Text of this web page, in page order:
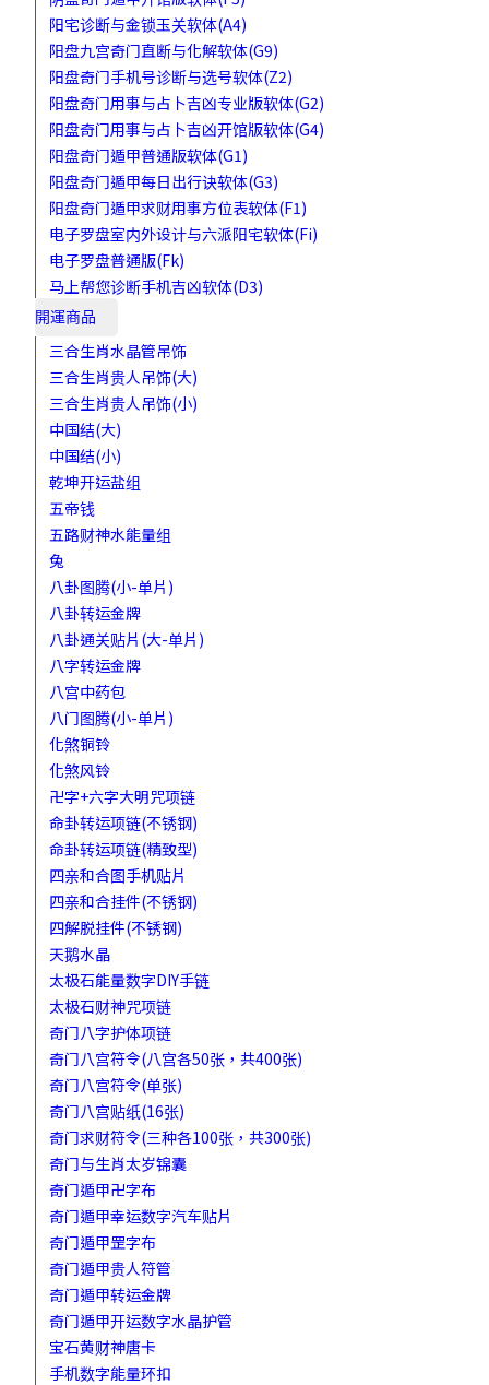
阳宅诊断与金锁玉关软体(A4)
阳盘九宫奇门直断与化解软体(G9)
阳盘奇门手机号诊断与选号软体(Z2)
阳盘奇门用事与占卜吉凶专业版软体(G2)
阳盘奇门用事与占卜吉凶开馆版软体(G4)
阳盘奇门遁甲普通版软体(G1)
阳盘奇门遁甲每日出行诀软体(G3)
阳盘奇门遁甲求财用事方位表软体(F1)
电子罗盘室内外设计与六派阳宅软体(Fi)
电子罗盘普通版(Fk)
马上帮您诊断手机吉凶软体(D3)
開運商品
三合生肖水晶管吊饰
三合生肖贵人吊饰(大)
三合生肖贵人吊饰(小)
中国结(大)
中国结(小)
乾坤开运盐组
五帝钱
五路财神水能量组
兔
八卦图腾(小-单片)
八卦转运金牌
八卦通关贴片(大-单片)
八字转运金牌
八宫中药包
八门图腾(小-单片)
化煞铜铃
化煞风铃
卍字+六字大明咒项链
命卦转运项链(不锈钢)
命卦转运项链(精致型)
四亲和合图手机贴片
四亲和合挂件(不锈钢)
四解脱挂件(不锈钢)
天鹅水晶
太极石能量数字DIY手链
太极石财神咒项链
奇门八字护体项链
奇门八宫符令(八宫各50张，共400张)
奇门八宫符令(单张)
奇门八宫贴纸(16张)
奇门求财符令(三种各100张，共300张)
奇门与生肖太岁锦囊
奇门遁甲卍字布
奇门遁甲幸运数字汽车贴片
奇门遁甲罡字布
奇门遁甲贵人符管
奇门遁甲转运金牌
奇门遁甲开运数字水晶护管
宝石黄财神唐卡
手机数字能量环扣